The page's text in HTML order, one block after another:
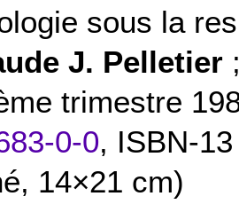
sous la
J. Pelletier
trimestre
0-0, ISBN-
14×21 cm)